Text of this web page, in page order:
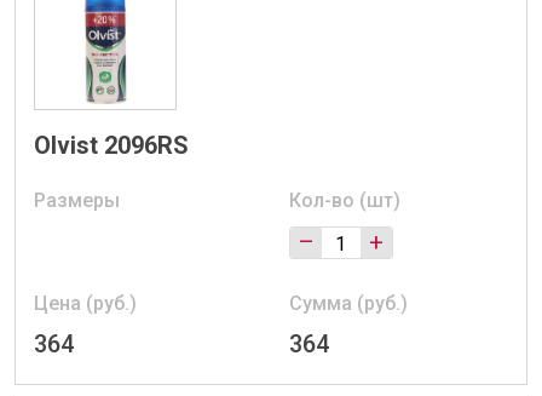
Olvist 2096RS
Размеры Кол-во (шт)
– +
Цена (руб.)
364
Сумма (руб.)
364